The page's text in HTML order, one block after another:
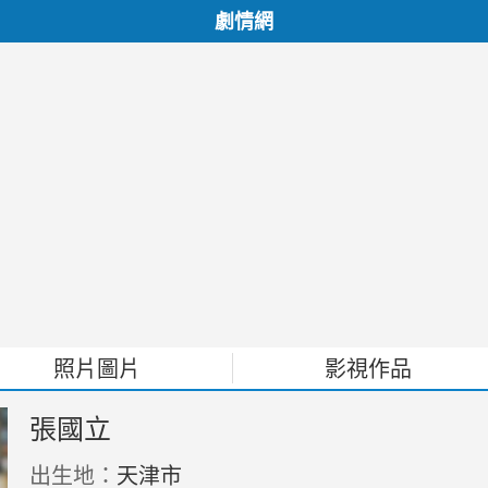
劇情網
照片圖片 影視作品
張國立
出生地： 天津市